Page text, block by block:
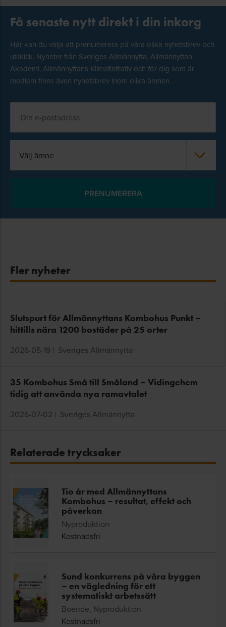
Få senaste nytt direkt i din inkorg
Här kan du välja att prenumerera på våra olika nyhetsbrev och
utskick. Nyheter från Sveriges Allmännytta, Allmännyttan
Akademi, Allmännyttans Klimatinitiativ och för dig som är
medlem finns även nyhetsbrev inom olika ämnen.
Välj ämne
Fler nyheter
Slutspurt för Allmännyttans Kombohus Punkt –
hittills nära 1200 bostäder på 25 orter
2026-05-19 | Sveriges Allmännytta
35 Kombohus Små till Småland – Vidingehem
tidig att använda nya ramavtalet
2026-07-02 | Sveriges Allmännytta
Relaterade trycksaker
Tio år med Allmännyttans
Kombohus – resultat, effekt och
påverkan
Nyproduktion
Kostnadsfri
Sund konkurrens på våra byggen
– en vägledning för ett
systematiskt arbetssätt
Boende, Nyproduktion
Kostnadsfri